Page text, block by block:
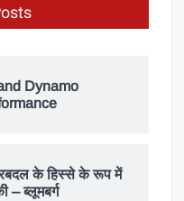
Dynamo
के हिस्से के रूप में
– ब्लूमबर्ग